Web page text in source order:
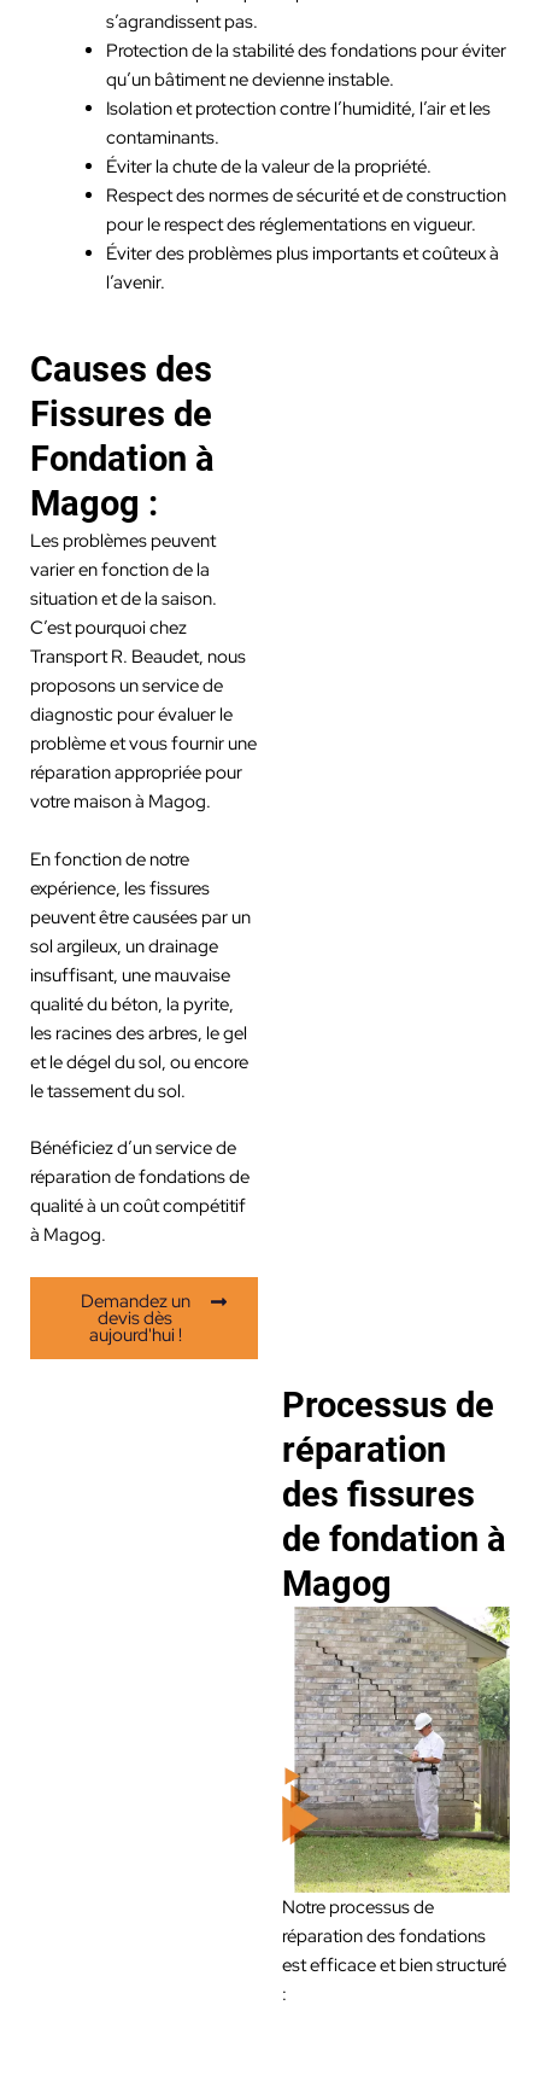
s’agrandissent pas.
Protection de la stabilité des fondations pour éviter
qu’un bâtiment ne devienne instable.
Isolation et protection contre l’humidité, l’air et les
contaminants.
Éviter la chute de la valeur de la propriété.
Respect des normes de sécurité et de construction
pour le respect des réglementations en vigueur.
Éviter des problèmes plus importants et coûteux à
l’avenir.
Causes des
Fissures de
Fondation à
Magog :
Les problèmes peuvent
varier en fonction de la
situation et de la saison.
C’est pourquoi chez
Transport R. Beaudet, nous
proposons un service de
diagnostic pour évaluer le
problème et vous fournir une
réparation appropriée pour
votre maison à Magog.
En fonction de notre
expérience, les fissures
peuvent être causées par un
sol argileux, un drainage
insuffisant, une mauvaise
qualité du béton, la pyrite,
les racines des arbres, le gel
et le dégel du sol, ou encore
le tassement du sol.
Bénéficiez d’un service de
réparation de fondations de
qualité à un coût compétitif
à Magog.
Demandez un
devis dès
aujourd'hui !
Processus de
réparation
des fissures
de fondation à
Magog
Notre processus de
réparation des fondations
est efficace et bien structuré
: